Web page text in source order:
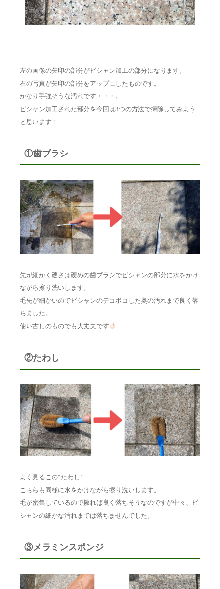
左の画像の矢印の部分がビシャン加工の部分になります。
右の写真が矢印の部分をアップにしたものです。
かなり手強そうな汚れです・・・。
ビシャン加工された部分を今回は3つの方法で掃除してみよう
と思います！
①歯ブラシ
先が細かく硬さは硬めの歯ブラシでビシャンの部分に水をかけ
ながら擦り洗いします。
毛先が細かいのでビシャンのデコボコした奥の汚れまで良く落
ちました。
使い古しのものでも大丈夫です
②たわし
よく見るこの“たわし”
こちらも同様に水をかけながら擦り洗いします。
毛が密集しているので擦れば良く落ちそうなのですが中々、ビ
シャンの細かな汚れまでは落ちませんでした。
③メラミンスポンジ